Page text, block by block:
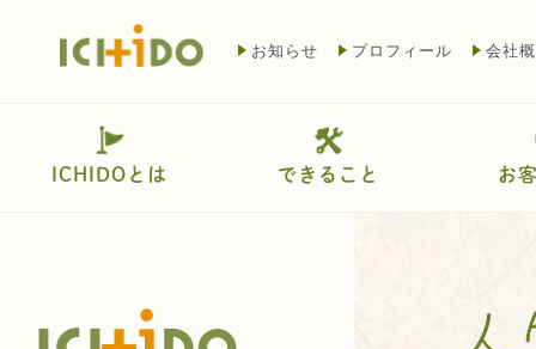
お知らせ プロフィール 会社
ICHIDOとは できること お